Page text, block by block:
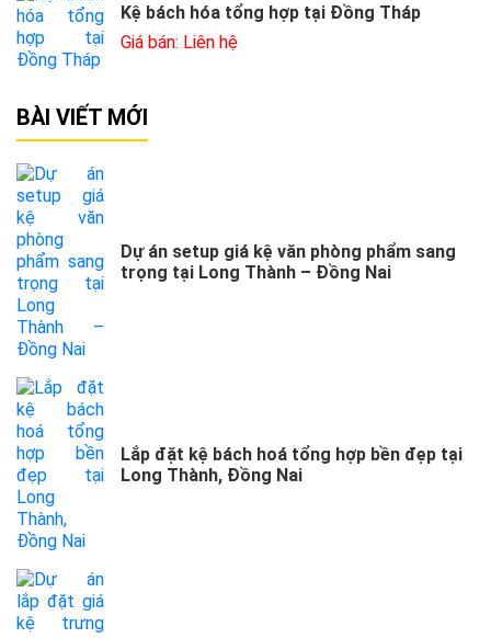
Kệ bách hóa tổng hợp tại Đồng Tháp
Giá bán: Liên hệ
BÀI VIẾT MỚI
Dự án setup giá kệ văn phòng phẩm sang
trọng tại Long Thành – Đồng Nai
Lắp đặt kệ bách hoá tổng hợp bền đẹp tại
Long Thành, Đồng Nai